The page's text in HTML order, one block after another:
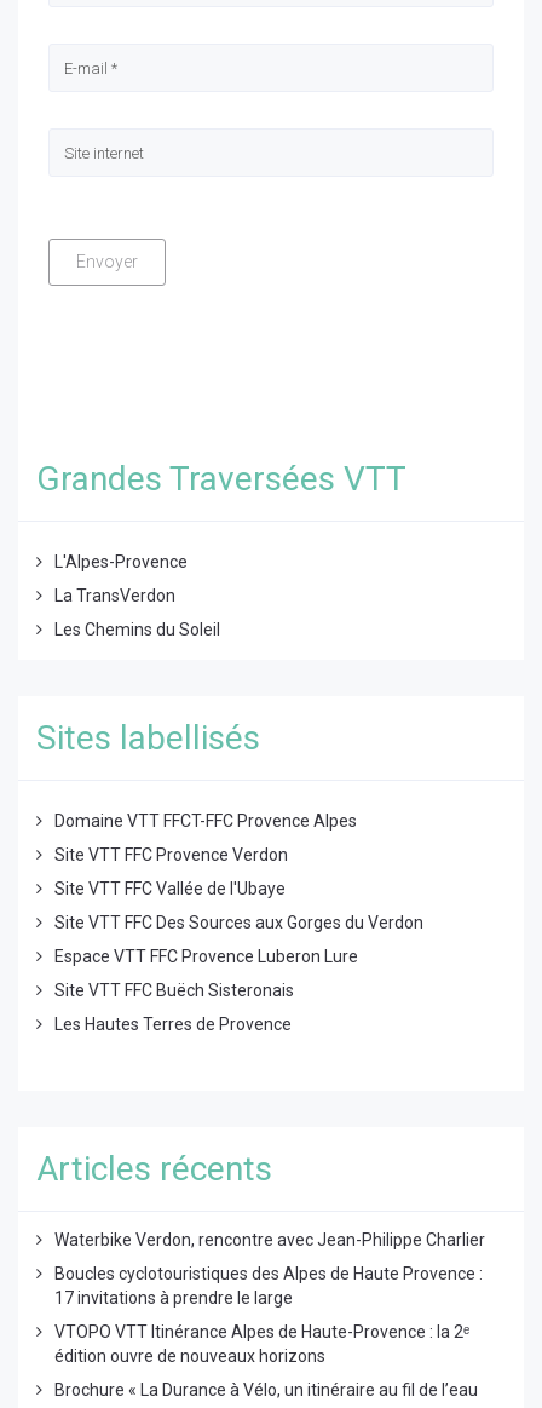
Grandes Traversées VTT
L'Alpes-Provence
La TransVerdon
Les Chemins du Soleil
Sites labellisés
Domaine VTT FFCT-FFC Provence Alpes
Site VTT FFC Provence Verdon
Site VTT FFC Vallée de l'Ubaye
Site VTT FFC Des Sources aux Gorges du Verdon
Espace VTT FFC Provence Luberon Lure
Site VTT FFC Buëch Sisteronais
Les Hautes Terres de Provence
Articles récents
Waterbike Verdon, rencontre avec Jean-Philippe Charlier
Boucles cyclotouristiques des Alpes de Haute Provence :
17 invitations à prendre le large
VTOPO VTT Itinérance Alpes de Haute-Provence : la 2ᵉ
édition ouvre de nouveaux horizons
Brochure « La Durance à Vélo, un itinéraire au fil de l’eau